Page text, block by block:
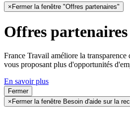
× Fermer la fenêtre "Offres partenaires"
Offres partenaires
France Travail améliore la transparence
vous proposant plus d'opportunités
En savoir plus
Fermer
× Fermer la fenêtre Besoin d'aide sur la